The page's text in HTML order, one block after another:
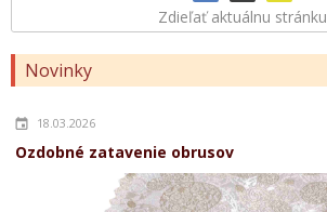
Zdieľať aktuálnu stránku
Novinky
18.03.2026
Ozdobné zatavenie obrusov